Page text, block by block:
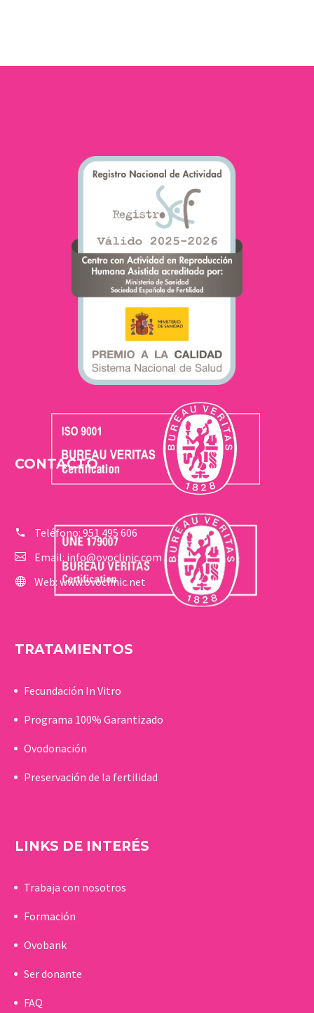
CONTACTO
Teléfono: 951 495 606
Email: info@ovoclinic.com
Web: www.ovoclinic.net
TRATAMIENTOS
Fecundación In Vitro
Programa 100% Garantizado
Ovodonación
Preservación de la fertilidad
LINKS DE INTERÉS
Trabaja con nosotros
Formación
Ovobank
Ser donante
FAQ